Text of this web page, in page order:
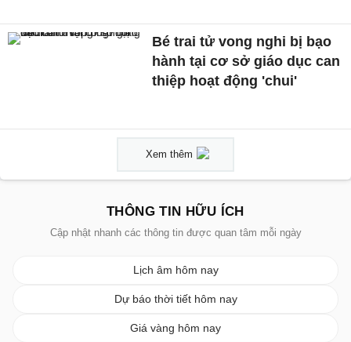
Bé trai tử vong nghi bị bạo
hành tại cơ sở giáo dục can
thiệp hoạt động 'chui'
Xem thêm
THÔNG TIN HỮU ÍCH
Cập nhật nhanh các thông tin được quan tâm mỗi ngày
Lịch âm hôm nay
Dự báo thời tiết hôm nay
Giá vàng hôm nay